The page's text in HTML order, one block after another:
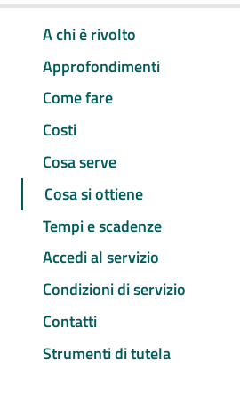
A chi è rivolto
Approfondimenti
Come fare
Costi
Cosa serve
Cosa si ottiene
Tempi e scadenze
Accedi al servizio
Condizioni di servizio
Contatti
Strumenti di tutela